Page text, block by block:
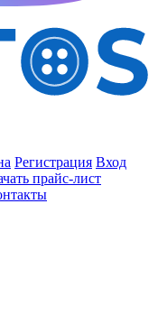
Регистрация Вход
прайс-лист